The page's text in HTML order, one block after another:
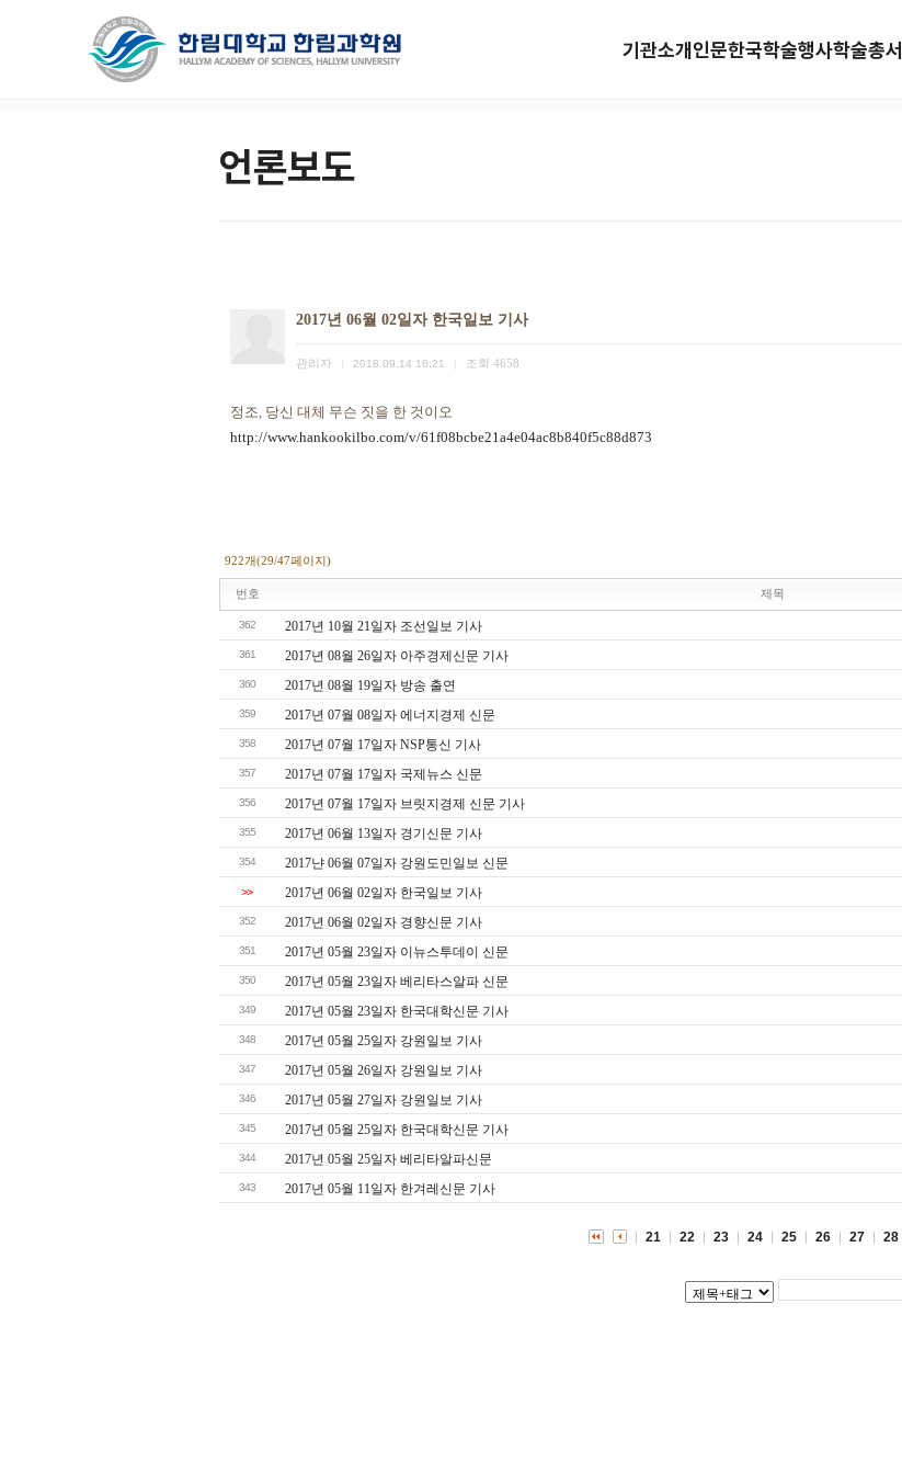
기관소개인문한국학술행사학술총서
언론보도
2017년 06월 02일자 한국일보 기사
관리자 2018.09.14 16:21 조회 4658
정조, 당신 대체 무슨 짓을 한 것이오
http://www.hankookilbo.com/v/61f08bcbe21a4e04ac8b840f5c88d873
922개(29/47페이지)
번호 제목
362 2017년 10월 21일자 조선일보 기사
361 2017년 08월 26일자 아주경제신문 기사
360 2017년 08월 19일자 방송 출연
359 2017년 07월 08일자 에너지경제 신문
358 2017년 07월 17일자 NSP통신 기사
357 2017년 07월 17일자 국제뉴스 신문
356 2017년 07월 17일자 브릿지경제 신문 기사
355 2017년 06월 13일자 경기신문 기사
354 2017냔 06월 07일자 강원도민일보 신문
>> 2017년 06월 02일자 한국일보 기사
352 2017년 06월 02일자 경향신문 기사
351 2017년 05월 23일자 이뉴스투데이 신문
350 2017년 05월 23일자 베리타스알파 신문
349 2017년 05월 23일자 한국대학신문 기사
348 2017년 05월 25일자 강원일보 기사
347 2017년 05월 26일자 강원일보 기사
346 2017년 05월 27일자 강원일보 기사
345 2017년 05월 25일자 한국대학신문 기사
344 2017년 05월 25일자 베리타알파신문
343 2017년 05월 11일자 한겨레신문 기사
21 22 23 24 25 26 27 28